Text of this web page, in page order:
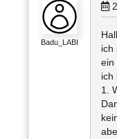
Badu_LABI
ich
ein
ich
1.